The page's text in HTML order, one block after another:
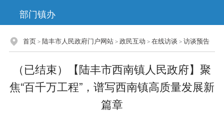
部门镇办
首页 > 陆丰市人民政府门户网站 >政民互动 >在线访谈 >访谈预告
（已结束）【陆丰市西南镇人民政府】聚
焦“百千万工程”，谱写西南镇高质量发展新
篇章